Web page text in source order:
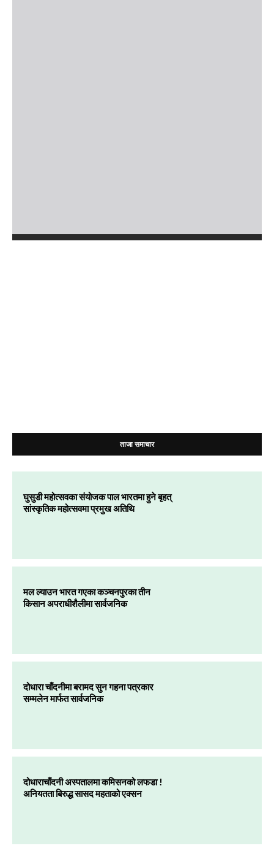
ताजा समाचार
घुसुडी महोत्सवका संयोजक पाल भारतमा हुने बृहत्
सांस्कृतिक महोत्सवमा प्रमुख अतिथि
मल ल्याउन भारत गएका कञ्चनपुरका तीन
किसान अपराधीशैलीमा सार्वजनिक
दोधारा चाँदनीमा बरामद सुन गहना पत्रकार
सम्मलेन मार्फत सार्वजनिक
दोधाराचाँदनी अस्पतालमा कमिसनको लफडा !
अनियतता बिरुद्ध सासद महताको एक्सन